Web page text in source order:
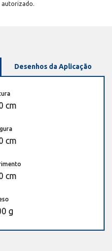
autorizado.
Desenhos da Aplicação
cm
cm
cm
g